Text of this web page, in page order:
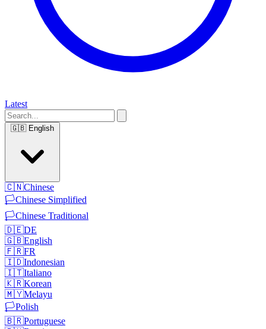
Latest
🇬🇧 English
🇨🇳Chinese
🏳️Chinese Simplified
🏳️Chinese Traditional
🇩🇪DE
🇬🇧English
🇫🇷FR
🇮🇩Indonesian
🇮🇹Italiano
🇰🇷Korean
🇲🇾Melayu
🏳️Polish
🇧🇷Portuguese